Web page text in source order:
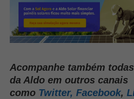
Acompanhe também
da Aldo em outros canais
como Twitter, Facebook,